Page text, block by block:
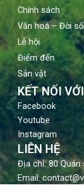
Chính sách
Văn hoá – Đời
Lễ hội
Điểm đến
Sản vật
KẾT NỐI
Facebook
Youtube
Instagram
LIÊN HỆ
Địa chỉ: 80 Quán
Email: